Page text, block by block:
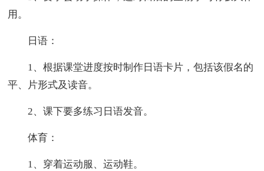
用。
日语：
1、根据课堂进度按时制作日语卡片，包括该假名的
平、片形式及读音。
2、课下要多练习日语发音。
体育：
1、穿着运动服、运动鞋。